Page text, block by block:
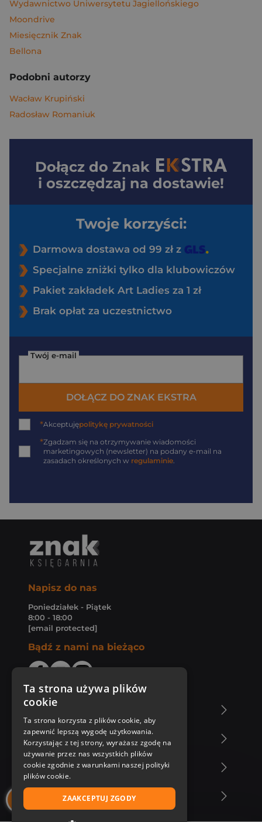
Wydawnictwo Uniwersytetu Jagiellońskiego
Moondrive
Miesięcznik Znak
Bellona
Podobni autorzy
Wacław Krupiński
Radosław Romaniuk
Dołącz do Znak
i oszczędzaj na dostawie!
Twoje korzyści:
Darmowa dostawa od 99 zł z
Specjalne zniżki tylko dla klubowiczów
Pakiet zakładek Art Ladies za 1 zł
Brak opłat za uczestnictwo
Twój e-mail
DOŁĄCZ DO ZNAK EKSTRA
*Akceptujępolitykę prywatności
*Zgadzam się na otrzymywanie wiadomości
marketingowych (newsletter) na podany e-mail na
zasadach określonych w regulaminie.
Napisz do nas
Poniedziałek - Piątek
8:00 - 18:00
[email protected]
Bądź z nami na bieżąco
Zakupy u nas
Nasza oferta
Nasi autorzy
Ta strona używa plików
cookie
Ta strona korzysta z plików cookie, aby
zapewnić lepszą wygodę użytkowania.
Korzystając z tej strony, wyrażasz zgodę na
używanie przez nas wszystkich plików
cookie zgodnie z warunkami naszej polityki
plików cookie.
ZAAKCEPTUJ ZGODY